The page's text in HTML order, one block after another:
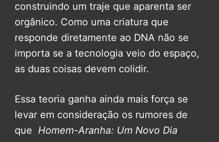
construindo um traje que aparenta ser
orgânico. Como uma criatura que
responde diretamente ao DNA não se
importa se a tecnologia veio do espaço,
as duas coisas devem colidir.
Essa teoria ganha ainda mais força se
levar em consideração os rumores de
que Homem-Aranha: Um Novo Dia